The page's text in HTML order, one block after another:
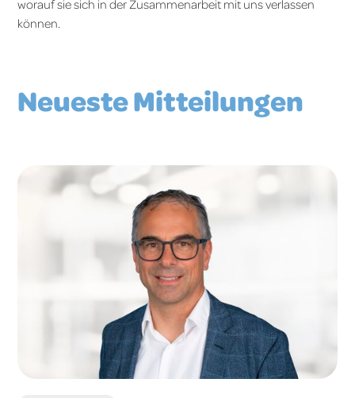
worauf sie sich in der Zusammenarbeit mit uns verlassen
können.
Neueste Mitteilungen